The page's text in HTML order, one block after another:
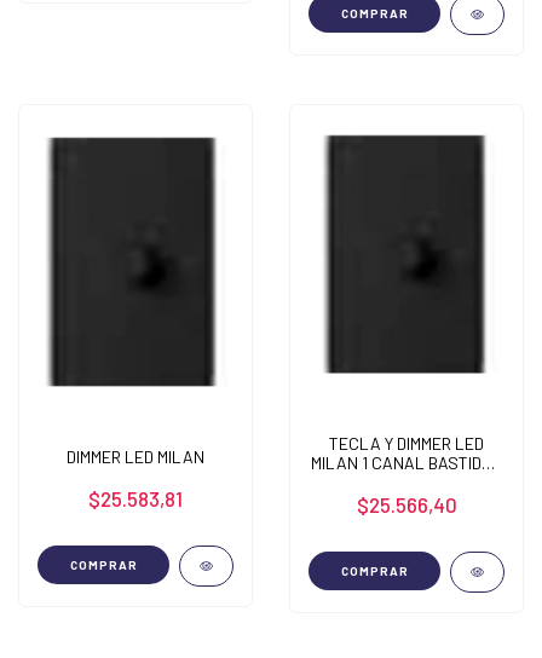
COMPRAR
DIMMER LED MILAN
$25.583,81
COMPRAR
TECLA Y DIMMER LED
MILAN 1 CANAL BASTIDOR
$25.566,40
COMPRAR